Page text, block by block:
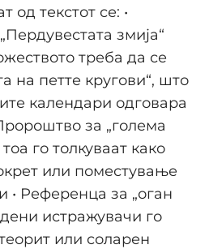
од текстот се: •
змија“
треба да се
на петте кругови“, што
календари одговара
за „голема
го толкуваат како
или поместување
• Референца за „оган
истражувачи го
или соларен